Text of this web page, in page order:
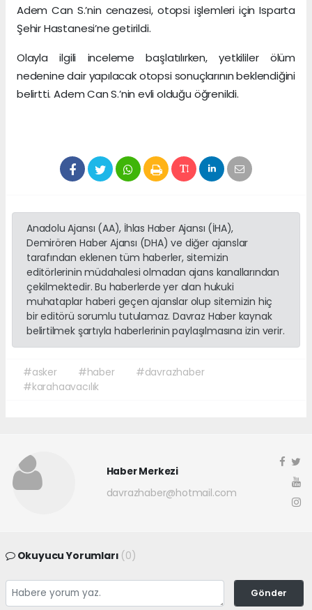
Adem Can S.’nin cenazesi, otopsi işlemleri için Isparta
Şehir Hastanesi’ne getirildi.
Olayla ilgili inceleme başlatılırken, yetkililer ölüm
nedenine dair yapılacak otopsi sonuçlarının beklendiğini
belirtti. Adem Can S.’nin evli olduğu öğrenildi.
Anadolu Ajansı (AA), İhlas Haber Ajansı (İHA),
Demirören Haber Ajansı (DHA) ve diğer ajanslar
tarafından eklenen tüm haberler, sitemizin
editörlerinin müdahalesi olmadan ajans kanallarından
çekilmektedir. Bu haberlerde yer alan hukuki
muhataplar haberi geçen ajanslar olup sitemizin hiç
bir editörü sorumlu tutulamaz. Davraz Haber kaynak
belirtilmek şartıyla haberlerinin paylaşılmasına izin verir.
#asker #haber
#davrazhaber
#karahaavacılık
Haber Merkezi
davrazhaber@hotmail.com
Okuyucu Yorumları (0)
Gönder